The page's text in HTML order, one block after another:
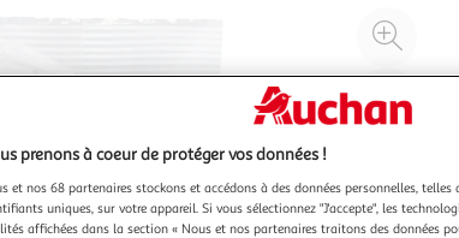
à
100
%
le
prenons à coeur de protéger vos données !
et nos 68 partenaires stockons et accédons à des données personnelles,
uniques, sur votre appareil. Si vous sélectionnez "J'accepte", les
affichées dans la section « Nous et nos partenaires traitons des données